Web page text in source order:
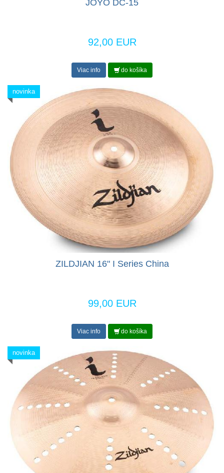
JOYO DC-15
92,00 EUR
Viac info do košíka
novinka
ZILDJIAN 16" I Series China
99,00 EUR
Viac info do košíka
novinka